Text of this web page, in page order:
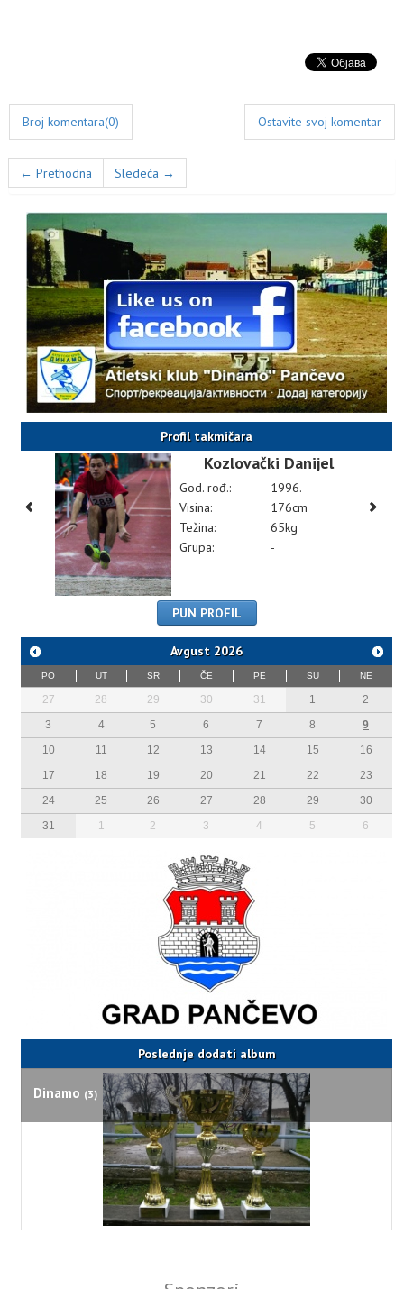
Broj komentara(0) Ostavite svoj komentar
← Prethodna Sledeća →
Profil takmičara
Kozlovački Danijel
God. rođ.:
1996.
Visina:
176cm
Težina:
65kg
Grupa:
-
PUN PROFIL
Avgust 2026
PO UT SR ČE PE SU NE
27 28 29 30 31 1
2
3
4 5 6 7 8
9
10
11 12 13 14 15
16
17
18 19 20 21 22
23
24
25 26 27 28 29
30
31
1 2 3 4 5 6
Poslednje dodati album
Dinamo (3)